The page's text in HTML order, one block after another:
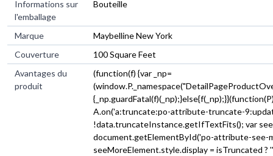
Informations sur
l'emballage
Bouteille
Marque
Maybelline New York
Couverture
100 Square Feet
Avantages du
produit
(function(f) {var _np=
A.on('a:truncate:po-attribute-truncate-
!data.truncateInstance.getIfTextFits(); var
document.getElementById('po-attribute-see-
seeMoreElement.style.display = isTruncated ?